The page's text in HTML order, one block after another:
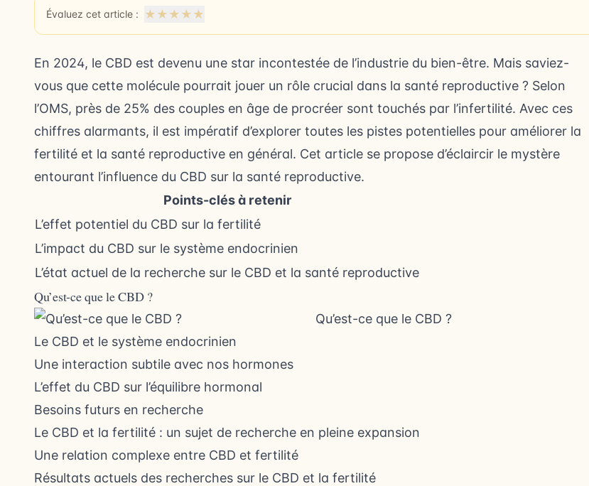
Évaluez cet article : ★ ★ ★ ★ ★
En 2024, le CBD est devenu une star incontestée de l’industrie du bien-être. Mais saviez-
vous que cette molécule pourrait jouer un rôle crucial dans la santé reproductive ? Selon
l’OMS, près de 25% des couples en âge de procréer sont touchés par l’infertilité. Avec ces
chiffres alarmants, il est impératif d’explorer toutes les pistes potentielles pour améliorer la
fertilité et la santé reproductive en général. Cet article se propose d’éclaircir le mystère
entourant l’influence du CBD sur la santé reproductive.
Points-clés à retenir
L’effet potentiel du CBD sur la fertilité
L’impact du CBD sur le système endocrinien
L’état actuel de la recherche sur le CBD et la santé reproductive
Qu’est-ce que le CBD ?
Qu’est-ce que le CBD ?
Le CBD et le système endocrinien
Une interaction subtile avec nos hormones
L’effet du CBD sur l’équilibre hormonal
Besoins futurs en recherche
Le CBD et la fertilité : un sujet de recherche en pleine expansion
Une relation complexe entre CBD et fertilité
Résultats actuels des recherches sur le CBD et la fertilité